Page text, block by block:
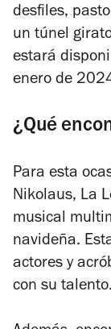
desfiles,
un túnel
estará
enero de
¿Qué
Para esta
Nikolaus, La
musical
navideña.
actores y
con su talento.